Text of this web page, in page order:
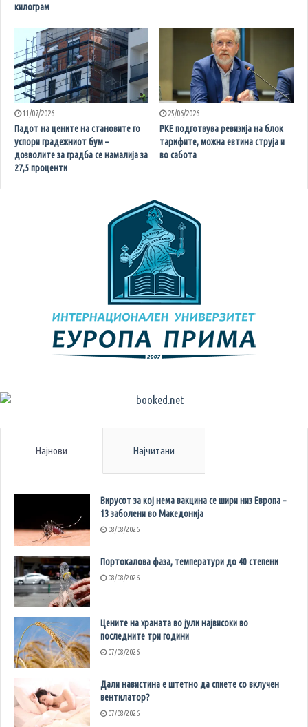
килограм
11/07/2026
Падот на цените на становите го
успори градежниот бум –
дозволите за градба се намалија за
27,5 проценти
25/06/2026
РКЕ подготвува ревизија на блок
тарифите, можна евтина струја и
во сабота
Најнови Најчитани
Вирусот за кој нема вакцина се шири низ Европа –
13 заболени во Македонија
08/08/2026
Портокалова фаза, температури до 40 степени
08/08/2026
Цените на храната во јули највисоки во
последните три години
07/08/2026
Дали навистина е штетно да спиете со вклучен
вентилатор?
07/08/2026